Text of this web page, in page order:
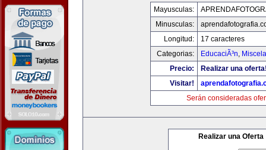
Mayusculas:
Minusculas:
Longitud:
17 caracteres
Categorias:
EducaciÃ³n,
Precio:
Realizar una
Visitar!
Serán consideradas
Realizar una Oferta